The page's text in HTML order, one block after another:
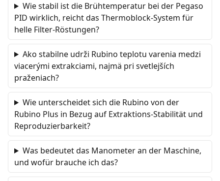
Wie stabil ist die Brühtemperatur bei der Pegaso
PID wirklich, reicht das Thermoblock-System für
helle Filter-Röstungen?
Ako stabilne udrži Rubino teplotu varenia medzi
viacerými extrakciami, najmä pri svetlejších
praženiach?
Wie unterscheidet sich die Rubino von der
Rubino Plus in Bezug auf Extraktions-Stabilität und
Reproduzierbarkeit?
Was bedeutet das Manometer an der Maschine,
und wofür brauche ich das?